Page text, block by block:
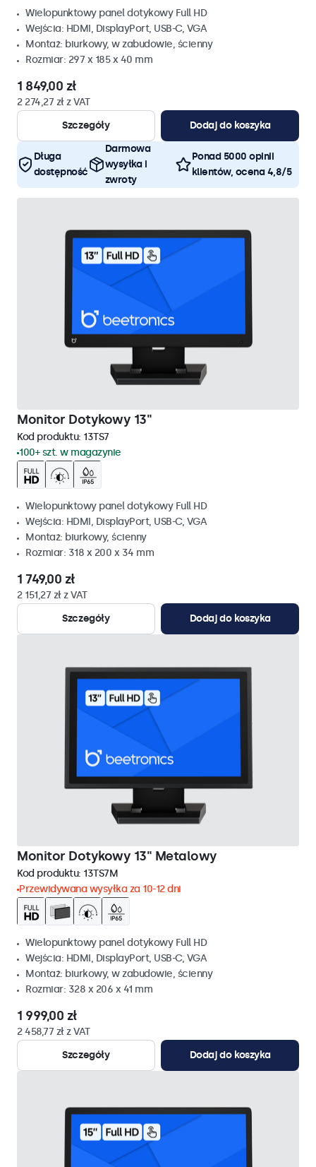
Wielopunktowy panel dotykowy Full HD
Wejścia: HDMI, DisplayPort, USB-C, VGA
Montaż: biurkowy, w zabudowie, ścienny
Rozmiar: 297 x 185 x 40 mm
1 849,00 zł
2 274,27 zł z VAT
Szczegóły
Dodaj do koszyka
Długa
dostępność
Darmowa
wysyłka i
zwroty
Ponad 5000 opinii
klientów, ocena 4,8/5
Monitor Dotykowy 13"
Kod produktu: 13TS7
100+ szt. w magazynie
Wielopunktowy panel dotykowy Full HD
Wejścia: HDMI, DisplayPort, USB-C, VGA
Montaż: biurkowy, ścienny
Rozmiar: 318 x 200 x 34 mm
1 749,00 zł
2 151,27 zł z VAT
Szczegóły
Dodaj do koszyka
Monitor Dotykowy 13" Metalowy
Kod produktu: 13TS7M
Przewidywana wysyłka za 10-12 dni
Wielopunktowy panel dotykowy Full HD
Wejścia: HDMI, DisplayPort, USB-C, VGA
Montaż: biurkowy, w zabudowie, ścienny
Rozmiar: 328 x 206 x 41 mm
1 999,00 zł
2 458,77 zł z VAT
Szczegóły
Dodaj do koszyka